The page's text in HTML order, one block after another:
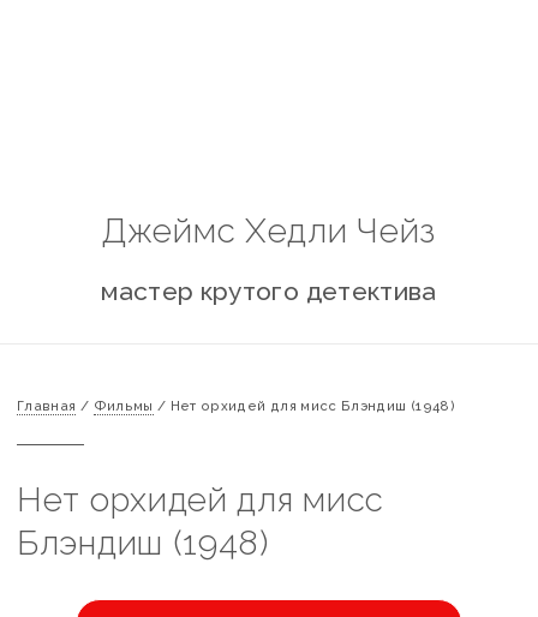
Джеймс Хедли Чейз
мастер крутого детектива
Главная / Фильмы / Нет орхидей для мисс Блэндиш (1948)
Нет орхидей для мисс
Блэндиш (1948)